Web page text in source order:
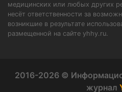
медицинских или любых других
несёт ответственности за
возникшие в результате
размещенной на сайте yhhy.ru.
2016-2026 ©
журнал